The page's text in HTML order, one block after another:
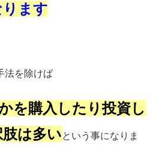
ます
法を除けば
を購入したり投資し
は多いという事になりま